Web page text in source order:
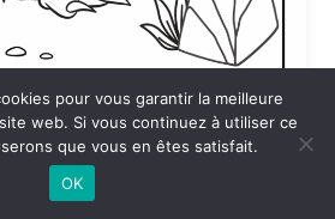
mechant a la montagne
À 19:28
pour vous garantir la meilleure
web. Si vous continuez à utiliser ce
que vous en êtes satisfait.
OK